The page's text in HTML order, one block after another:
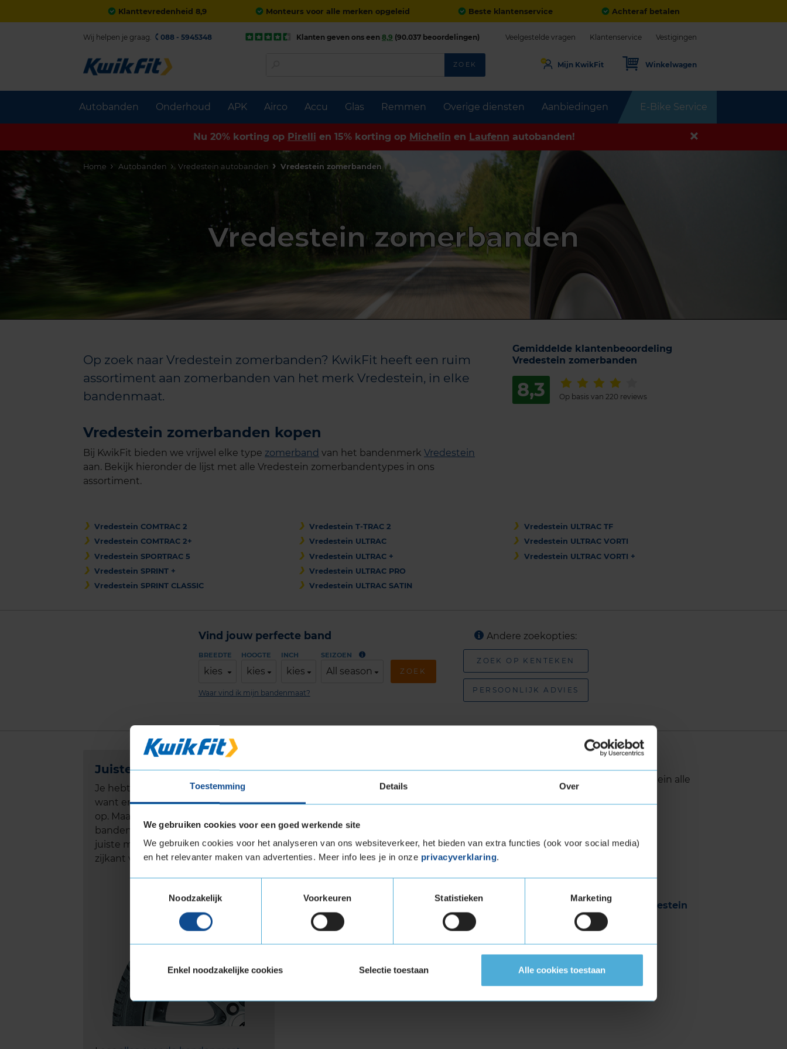
Toestemming Details Over
We gebruiken cookies voor een goed werkende site
We gebruiken cookies voor het analyseren van ons websiteverkeer, het bieden van extra functies (ook voor social media)
en het relevanter maken van advertenties. Meer info lees je in onze privacyverklaring.
Noodzakelijk
Voorkeuren Statistieken Marketing
Enkel noodzakelijke cookies Selectie toestaan Alle cookies toestaan
Klanttevredenheid 8,9 Monteurs voor alle merken opgeleid Beste klantenservice Achteraf betalen
Autobanden Onderhoud APK Airco Accu Glas Remmen Overige diensten Aanbiedingen E-Bike Service
Wij helpen je graag. 088 - 5945348 Klanten geven ons een 8,9 (90.037 beoordelingen) Veelgestelde vragen Klantenservice Vestigingen
ZOEK Mijn KwikFit Winkelwagen
Nu 20% korting op Pirelli en 15% korting op Michelin en Laufenn autobanden!
Home Autobanden Vredestein autobanden Vredestein zomerbanden
Vredestein zomerbanden
Op zoek naar Vredestein zomerbanden? KwikFit heeft een ruim
assortiment aan zomerbanden van het merk Vredestein, in elke
bandenmaat.
Vredestein zomerbanden kopen
Bij KwikFit bieden we vrijwel elke type zomerband van het bandenmerk Vredestein
aan. Bekijk hieronder de lijst met alle Vredestein zomerbandentypes in ons
assortiment.
Gemiddelde klantenbeoordeling
Vredestein zomerbanden
8,3 Op basis van 220 reviews
Vredestein COMTRAC 2
Vredestein COMTRAC 2+
Vredestein SPORTRAC 5
Vredestein SPRINT +
Vredestein SPRINT CLASSIC
Vredestein T-TRAC 2
Vredestein ULTRAC
Vredestein ULTRAC +
Vredestein ULTRAC PRO
Vredestein ULTRAC SATIN
Vredestein ULTRAC TF
Vredestein ULTRAC VORTI
Vredestein ULTRAC VORTI +
Vind jouw perfecte band
BREEDTE
kies
HOOGTE
kies
INCH
kies
SEIZOEN
All season ZOEK
Waar vind ik mijn bandenmaat?
Andere zoekopties:
ZOEK OP KENTEKEN
PERSOONLIJK ADVIES
Juiste bandenmaat
Je hebt nieuwe autobanden nodig,
want er zit bijna geenprofielmeer
op. Maar hoe kom je erachter welke
bandenmaat je nodig hebt? De
juiste maat is te vinden op de
zijkant van je autobanden.
, waaronder naast Vredestein alle
Naast deze bekende bandenmerken hebben we ook veel andere top- en
budgetmerken voor zomerbanden. Bekijk hieronder de complete lijst:
Bridgestone
Continental
Fulda
Goodyear
Prestivo
Vredestein